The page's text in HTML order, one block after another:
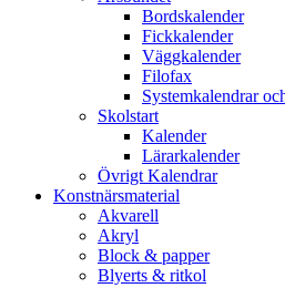
Bordskalender
Fickkalender
Väggkalender
Filofax
Systemkalendrar
Skolstart
Kalender
Lärarkalender
Övrigt Kalendrar
Konstnärsmaterial
Akvarell
Akryl
Block & papper
Blyerts & ritkol